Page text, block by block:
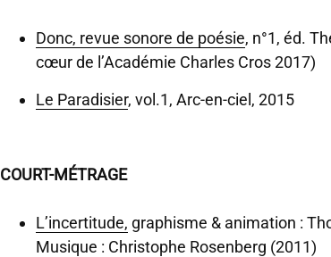
Donc, revue sonore de poésie, n°1, éd.
cœur de l’Académie Charles Cros 2017)
Le Paradisier, vol.1, Arc-en-ciel, 2015
COURT-MÉTRAGE
L’incertitude, graphisme & animation :
Musique : Christophe Rosenberg (2011)